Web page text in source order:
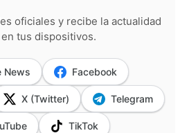
oficiales y recibe la actualidad
tus dispositivos.
News Facebook
X (Twitter) Telegram
TikTok